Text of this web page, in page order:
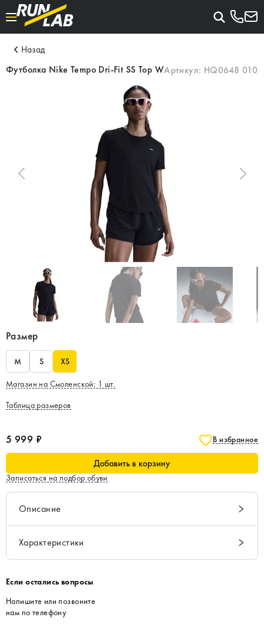
Назад
Футболка Nike Tempo Dri-Fit SS Top WАртикул: HQ0648 010
Размер
M S XS
Магазин на Смоленской: 1 шт.
Таблица размеров
5 999 ₽ В избранное
Добавить в корзину
Записаться на подбор обуви
Описание
Характеристики
Если остались вопросы
Напишите или позвоните
нам по телефону